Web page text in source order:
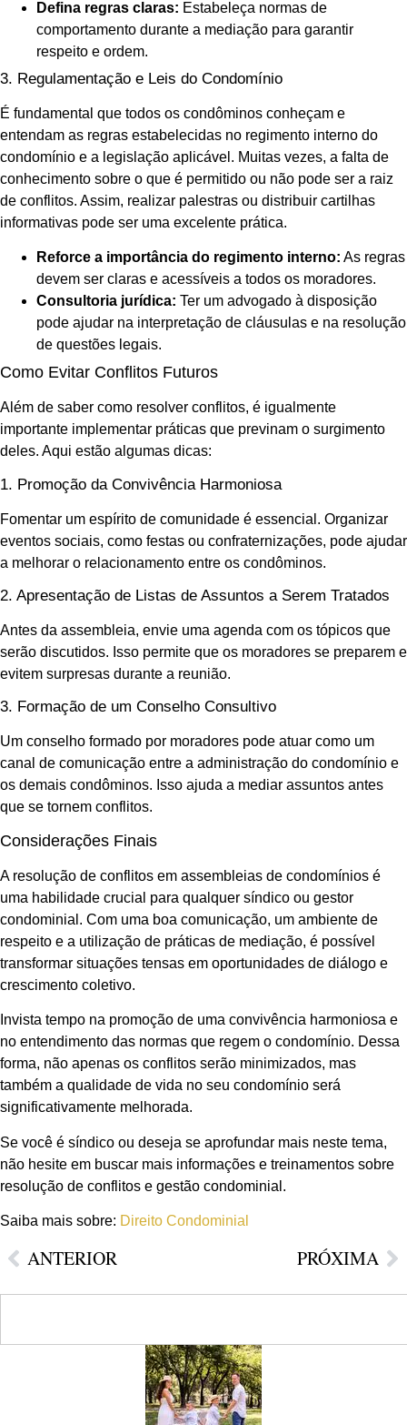
Defina regras claras: Estabeleça normas de
comportamento durante a mediação para garantir
respeito e ordem.
3. Regulamentação e Leis do Condomínio
É fundamental que todos os condôminos conheçam e
entendam as regras estabelecidas no regimento interno do
condomínio e a legislação aplicável. Muitas vezes, a falta de
conhecimento sobre o que é permitido ou não pode ser a raiz
de conflitos. Assim, realizar palestras ou distribuir cartilhas
informativas pode ser uma excelente prática.
Reforce a importância do regimento interno: As regras
devem ser claras e acessíveis a todos os moradores.
Consultoria jurídica: Ter um advogado à disposição
pode ajudar na interpretação de cláusulas e na resolução
de questões legais.
Como Evitar Conflitos Futuros
Além de saber como resolver conflitos, é igualmente
importante implementar práticas que previnam o surgimento
deles. Aqui estão algumas dicas:
1. Promoção da Convivência Harmoniosa
Fomentar um espírito de comunidade é essencial. Organizar
eventos sociais, como festas ou confraternizações, pode ajudar
a melhorar o relacionamento entre os condôminos.
2. Apresentação de Listas de Assuntos a Serem Tratados
Antes da assembleia, envie uma agenda com os tópicos que
serão discutidos. Isso permite que os moradores se preparem e
evitem surpresas durante a reunião.
3. Formação de um Conselho Consultivo
Um conselho formado por moradores pode atuar como um
canal de comunicação entre a administração do condomínio e
os demais condôminos. Isso ajuda a mediar assuntos antes
que se tornem conflitos.
Considerações Finais
A resolução de conflitos em assembleias de condomínios é
uma habilidade crucial para qualquer síndico ou gestor
condominial. Com uma boa comunicação, um ambiente de
respeito e a utilização de práticas de mediação, é possível
transformar situações tensas em oportunidades de diálogo e
crescimento coletivo.
Invista tempo na promoção de uma convivência harmoniosa e
no entendimento das normas que regem o condomínio. Dessa
forma, não apenas os conflitos serão minimizados, mas
também a qualidade de vida no seu condomínio será
significativamente melhorada.
Se você é síndico ou deseja se aprofundar mais neste tema,
não hesite em buscar mais informações e treinamentos sobre
resolução de conflitos e gestão condominial.
Saiba mais sobre: Direito Condominial
ANTERIOR PRÓXIMA